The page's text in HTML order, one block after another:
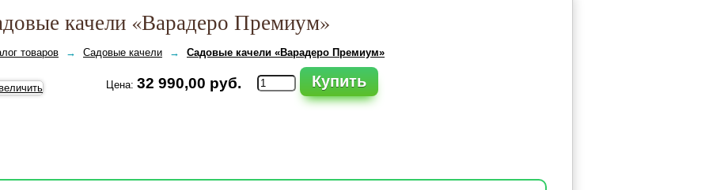
качели «Варадеро Премиум»
товаров → Садовые качели → Садовые качели «Варадеро Премиум»
Цена: 32 990,00 руб. Купить